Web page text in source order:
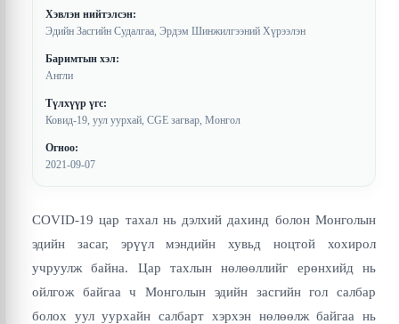
Хэвлэн нийтэлсэн:
Эдийн Засгийн Судалгаа, Эрдэм Шинжилгээний Хүрээлэн
Баримтын хэл:
Англи
Түлхүүр үгс:
Ковид-19, уул уурхай, CGE загвар, Монгол
Огноо:
2021-09-07
COVID-19 цар тахал нь дэлхий дахинд болон Монголын
эдийн засаг, эрүүл мэндийн хувьд ноцтой хохирол
учруулж байна. Цар тахлын нөлөөллийг ерөнхийд нь
ойлгож байгаа ч Монголын эдийн засгийн гол салбар
болох уул уурхайн салбарт хэрхэн нөлөөлж байгаа нь